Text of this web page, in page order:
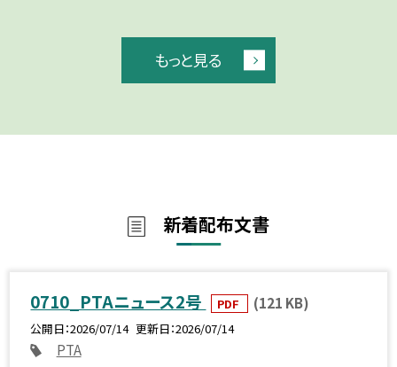
もっと見る
新着配布文書
0710_PTAニュース2号 PDF (121 KB)
公開日 2026/07/14 更新日 2026/07/14
PTA